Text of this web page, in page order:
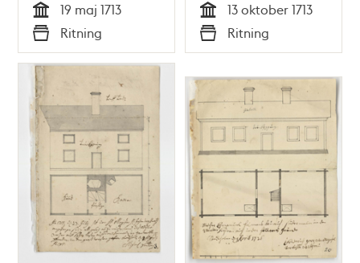
Tid
19 maj 1713
Typ
Ritning Tid
13 oktober 1713
Typ
Ritning